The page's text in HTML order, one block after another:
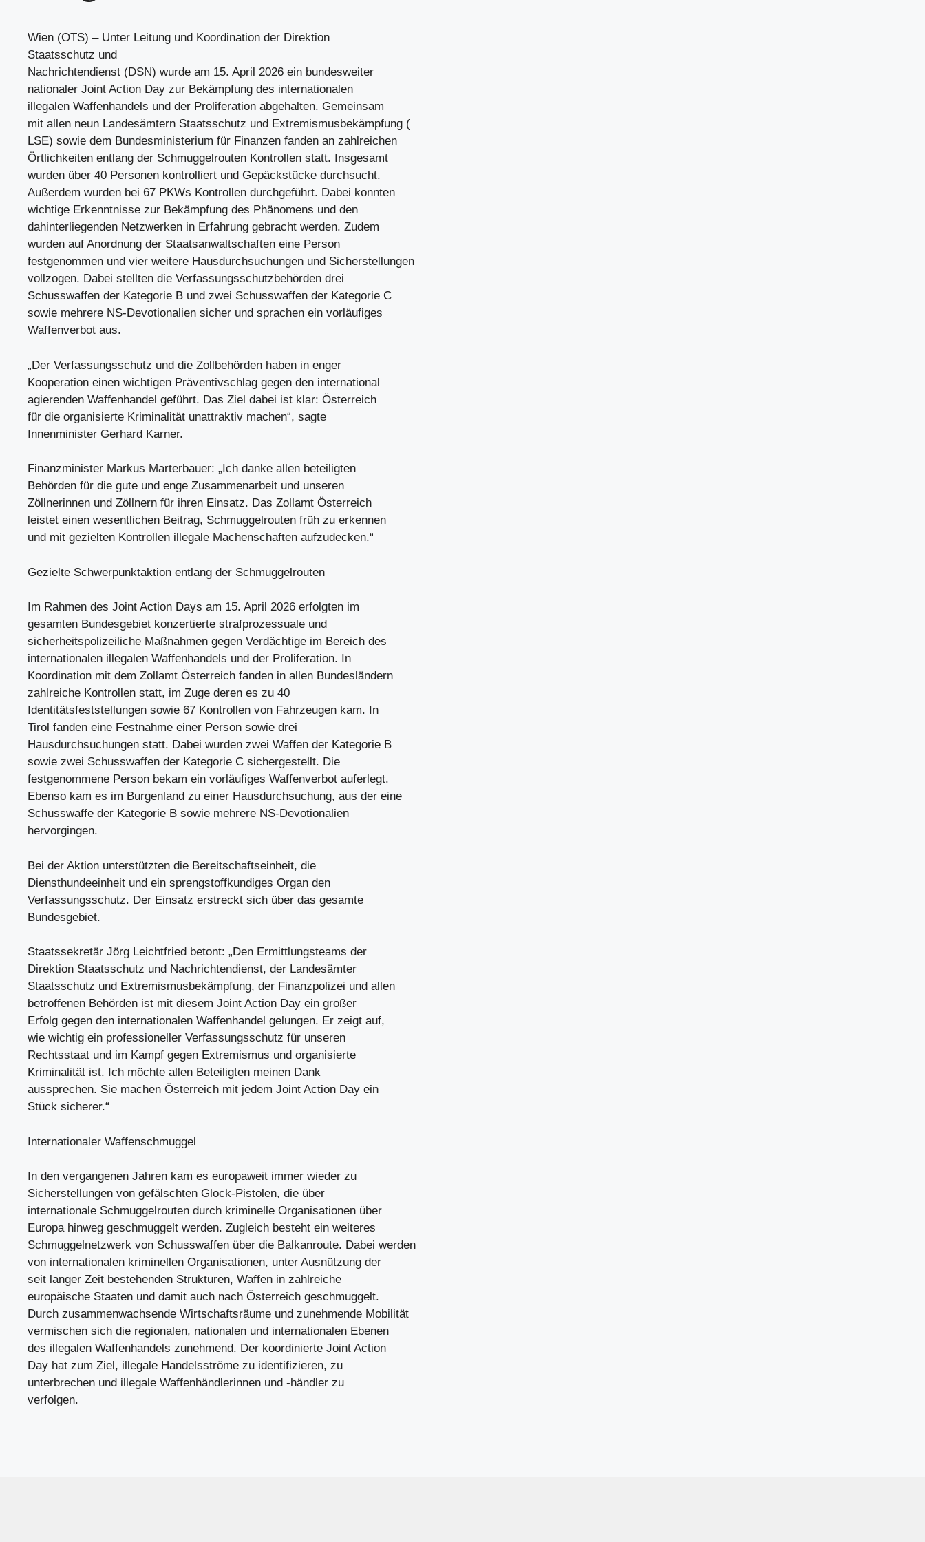
Wien (OTS) – Unter Leitung und Koordination der Direktion
Staatsschutz und
Nachrichtendienst (DSN) wurde am 15. April 2026 ein bundesweiter
nationaler Joint Action Day zur Bekämpfung des internationalen
illegalen Waffenhandels und der Proliferation abgehalten. Gemeinsam
mit allen neun Landesämtern Staatsschutz und Extremismusbekämpfung (
LSE) sowie dem Bundesministerium für Finanzen fanden an zahlreichen
Örtlichkeiten entlang der Schmuggelrouten Kontrollen statt. Insgesamt
wurden über 40 Personen kontrolliert und Gepäckstücke durchsucht.
Außerdem wurden bei 67 PKWs Kontrollen durchgeführt. Dabei konnten
wichtige Erkenntnisse zur Bekämpfung des Phänomens und den
dahinterliegenden Netzwerken in Erfahrung gebracht werden. Zudem
wurden auf Anordnung der Staatsanwaltschaften eine Person
festgenommen und vier weitere Hausdurchsuchungen und Sicherstellungen
vollzogen. Dabei stellten die Verfassungsschutzbehörden drei
Schusswaffen der Kategorie B und zwei Schusswaffen der Kategorie C
sowie mehrere NS-Devotionalien sicher und sprachen ein vorläufiges
Waffenverbot aus.
„Der Verfassungsschutz und die Zollbehörden haben in enger
Kooperation einen wichtigen Präventivschlag gegen den international
agierenden Waffenhandel geführt. Das Ziel dabei ist klar: Österreich
für die organisierte Kriminalität unattraktiv machen“, sagte
Innenminister Gerhard Karner.
Finanzminister Markus Marterbauer: „Ich danke allen beteiligten
Behörden für die gute und enge Zusammenarbeit und unseren
Zöllnerinnen und Zöllnern für ihren Einsatz. Das Zollamt Österreich
leistet einen wesentlichen Beitrag, Schmuggelrouten früh zu erkennen
und mit gezielten Kontrollen illegale Machenschaften aufzudecken.“
Gezielte Schwerpunktaktion entlang der Schmuggelrouten
Im Rahmen des Joint Action Days am 15. April 2026 erfolgten im
gesamten Bundesgebiet konzertierte strafprozessuale und
sicherheitspolizeiliche Maßnahmen gegen Verdächtige im Bereich des
internationalen illegalen Waffenhandels und der Proliferation. In
Koordination mit dem Zollamt Österreich fanden in allen Bundesländern
zahlreiche Kontrollen statt, im Zuge deren es zu 40
Identitätsfeststellungen sowie 67 Kontrollen von Fahrzeugen kam. In
Tirol fanden eine Festnahme einer Person sowie drei
Hausdurchsuchungen statt. Dabei wurden zwei Waffen der Kategorie B
sowie zwei Schusswaffen der Kategorie C sichergestellt. Die
festgenommene Person bekam ein vorläufiges Waffenverbot auferlegt.
Ebenso kam es im Burgenland zu einer Hausdurchsuchung, aus der eine
Schusswaffe der Kategorie B sowie mehrere NS-Devotionalien
hervorgingen.
Bei der Aktion unterstützten die Bereitschaftseinheit, die
Diensthundeeinheit und ein sprengstoffkundiges Organ den
Verfassungsschutz. Der Einsatz erstreckt sich über das gesamte
Bundesgebiet.
Staatssekretär Jörg Leichtfried betont: „Den Ermittlungsteams der
Direktion Staatsschutz und Nachrichtendienst, der Landesämter
Staatsschutz und Extremismusbekämpfung, der Finanzpolizei und allen
betroffenen Behörden ist mit diesem Joint Action Day ein großer
Erfolg gegen den internationalen Waffenhandel gelungen. Er zeigt auf,
wie wichtig ein professioneller Verfassungsschutz für unseren
Rechtsstaat und im Kampf gegen Extremismus und organisierte
Kriminalität ist. Ich möchte allen Beteiligten meinen Dank
aussprechen. Sie machen Österreich mit jedem Joint Action Day ein
Stück sicherer.“
Internationaler Waffenschmuggel
In den vergangenen Jahren kam es europaweit immer wieder zu
Sicherstellungen von gefälschten Glock-Pistolen, die über
internationale Schmuggelrouten durch kriminelle Organisationen über
Europa hinweg geschmuggelt werden. Zugleich besteht ein weiteres
Schmuggelnetzwerk von Schusswaffen über die Balkanroute. Dabei werden
von internationalen kriminellen Organisationen, unter Ausnützung der
seit langer Zeit bestehenden Strukturen, Waffen in zahlreiche
europäische Staaten und damit auch nach Österreich geschmuggelt.
Durch zusammenwachsende Wirtschaftsräume und zunehmende Mobilität
vermischen sich die regionalen, nationalen und internationalen Ebenen
des illegalen Waffenhandels zunehmend. Der koordinierte Joint Action
Day hat zum Ziel, illegale Handelsströme zu identifizieren, zu
unterbrechen und illegale Waffenhändlerinnen und -händler zu
verfolgen.